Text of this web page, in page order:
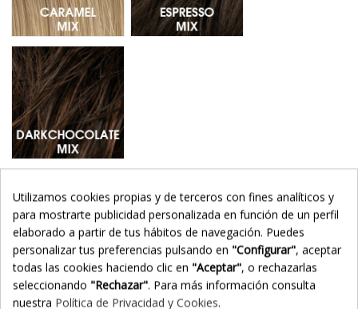
Darkchocolate Mix - Mechas 6.33.4
Añadir al carrito
Utilizamos cookies propias y de terceros con fines analíticos y
para mostrarte publicidad personalizada en función de un perfil
elaborado a partir de tus hábitos de navegación. Puedes
personalizar tus preferencias pulsando en "Configurar", aceptar
todas las cookies haciendo clic en "Aceptar", o rechazarlas
seleccionando "Rechazar". Para más información consulta
nuestra Política de Privacidad y Cookies.